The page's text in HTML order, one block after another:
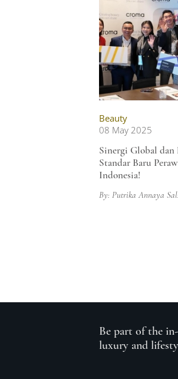
Beauty
08 May 2025
Sinergi Global
Standar Baru
Indonesia!
By: Putrika Annaya
Be part of the
luxury and